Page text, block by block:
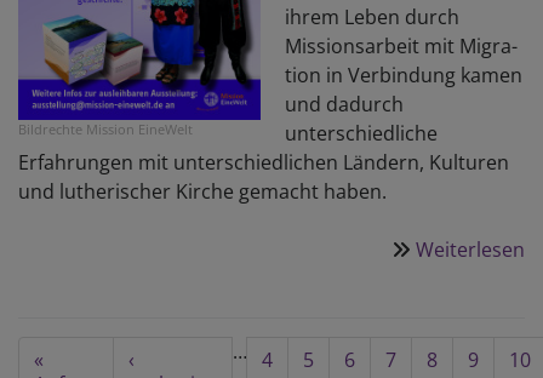
Bildrechte Mission EineWelt
ihrem Le­ben durch
Missions­ar­beit mit Mi­gra­
tion in Ver­bindung kamen
und dadurch
unterschiedliche
Erfahrungen mit unterschiedlichen Ländern, Kulturen
und lutherischer Kirche gemacht haben.
Weiterlesen
Seitennummerierung
First
«
Vorherige
‹
… Seite
4 Seite
5 Seite
6 Seite
7
Aktuelle
8 Seite
9 10